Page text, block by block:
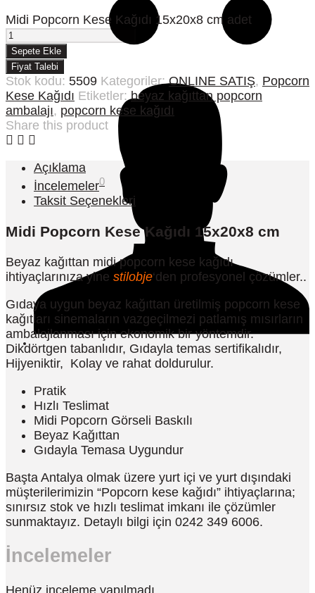
0
Midi Popcorn Kese Kağıdı 15x20x8 cm adet
Sepete Ekle
Fiyat Talebi
Stok kodu: 5509 Kategoriler:ONLINE SATIŞ, Popcorn
Kese Kağıdı Etiketler:beyaz kağıttan popcorn
ambalajı, popcorn kese kağıdı
Share this product
Açıklama
İncelemeler0
Taksit Seçenekleri
Midi Popcorn Kese Kağıdı 15x20x8 cm
Beyaz kağıttan midi popcorn kese kağıdı
ihtiyaçlarınıza yine stilobje‘den profesyonel çözümler..
Gıdaya uygun beyaz kağıttan üretilmiş popcorn kese
kağıtları sinemaların vazgeçilmezi patlamış mısırların
ambalajlanması için ekonomik bir yöntemdir.
Dikdörtgen tabanlıdır, Gıdayla temas sertifikalıdır,
Hijyeniktir, Kolay ve rahat doldurulur.
Pratik
Hızlı Teslimat
Midi Popcorn Görseli Baskılı
Beyaz Kağıttan
Gıdayla Temasa Uygundur
Başta Antalya olmak üzere yurt içi ve yurt dışındaki
müşterilerimizin “Popcorn kese kağıdı” ihtiyaçlarına;
sınırsız stok ve hızlı teslimat imkanı ile çözümler
sunmaktayız. Detaylı bilgi için 0242 349 6006.
İncelemeler
Henüz inceleme yapılmadı.